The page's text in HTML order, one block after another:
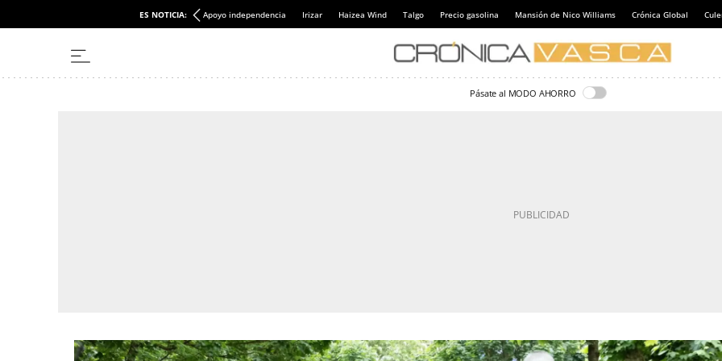
ES NOTICIA: Apoyo independencia Irizar Haizea Wind Talgo Precio gasolina Mansión de Nico Williams Crónica Global
Pásate al MODO AHORRO